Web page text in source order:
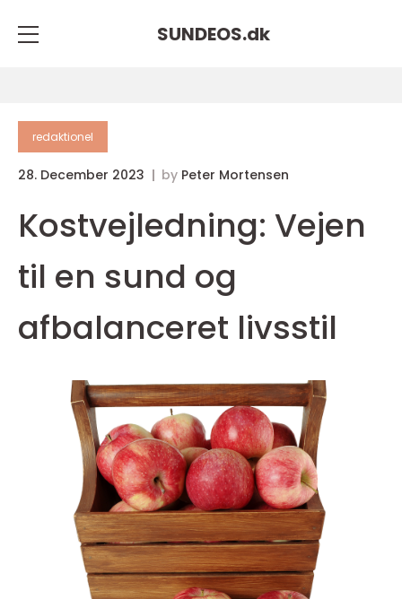
SUNDEOS.dk
redaktionel
28. December 2023 by Peter Mortensen
Kostvejledning: Vejen
til en sund og
afbalanceret livsstil